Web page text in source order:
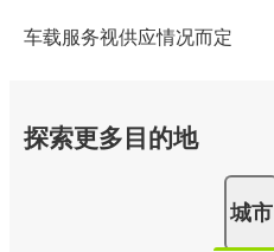
车载服务视供应情况而定
探索更多目的地
城市